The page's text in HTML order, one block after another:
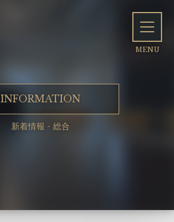
INFORMATION
新着情報 - 総合